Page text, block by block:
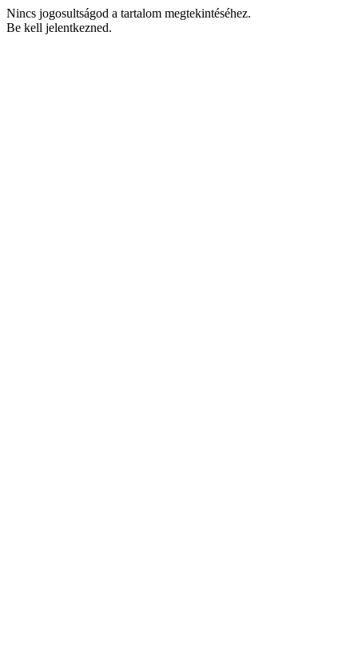
Nincs jogosultságod a tartalom megtekintéséhez.
Be kell jelentkezned.